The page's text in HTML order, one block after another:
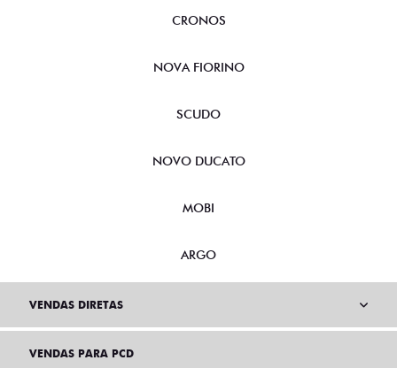
CRONOS
NOVA FIORINO
SCUDO
NOVO DUCATO
MOBI
ARGO
VENDAS DIRETAS
VENDAS PARA PCD